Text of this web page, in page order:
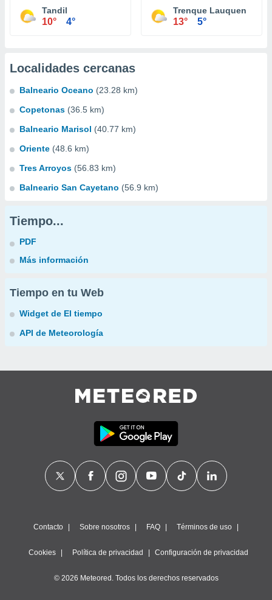
Tandil
10° 4°
Trenque Lauquen
13° 5°
Localidades cercanas
Balneario Oceano (23.28 km)
Copetonas (36.5 km)
Balneario Marisol (40.77 km)
Oriente (48.6 km)
Tres Arroyos (56.83 km)
Balneario San Cayetano (56.9 km)
Tiempo...
PDF
Más información
Tiempo en tu Web
Widget de El tiempo
API de Meteorología
Contacto Sobre nosotros FAQ Términos de uso
Cookies Política de privacidad Configuración de privacidad
© 2026 Meteored. Todos los derechos reservados